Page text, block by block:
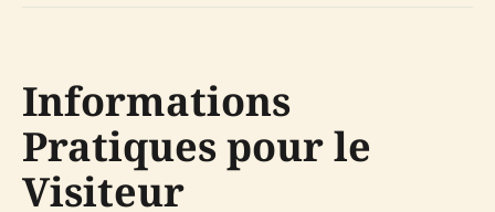
Informations
Pratiques pour le
Visiteur